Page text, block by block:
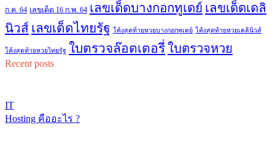
ก.ค. 64 เลขเด็ด 16 ก.พ. 64 เลขเด็ดบางกอกทูเดย์ เลขเด็ดเดลิ
นิวส์ เลขเด็ดไทยรัฐ โค้งสุดท้ายหวยบางกอกทูเดย์ โค้งสุดท้ายหวยเดลินิวส์
โค้งสุดท้ายหวยไทยรัฐ ใบตรวจล๊อตเตอรี่ใบตรวจหวย
Recent posts
IT
Hosting คืออะไร ?